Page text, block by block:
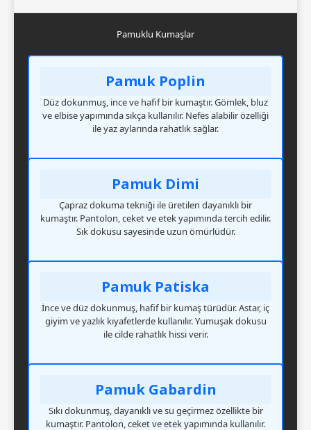
Pamuklu Kumaşlar
Pamuk Poplin
Düz dokunmuş, ince ve hafif bir kumaştır. Gömlek, bluz
ve elbise yapımında sıkça kullanılır. Nefes alabilir özelliği
ile yaz aylarında rahatlık sağlar.
Pamuk Dimi
Çapraz dokuma tekniği ile üretilen dayanıklı bir
kumaştır. Pantolon, ceket ve etek yapımında tercih edilir.
Sık dokusu sayesinde uzun ömürlüdür.
Pamuk Patiska
İnce ve düz dokunmuş, hafif bir kumaş türüdür. Astar, iç
giyim ve yazlık kıyafetlerde kullanılır. Yumuşak dokusu
ile cilde rahatlık hissi verir.
Pamuk Gabardin
Sıkı dokunmuş, dayanıklı ve su geçirmez özellikte bir
kumaştır. Pantolon, ceket ve etek yapımında kullanılır.